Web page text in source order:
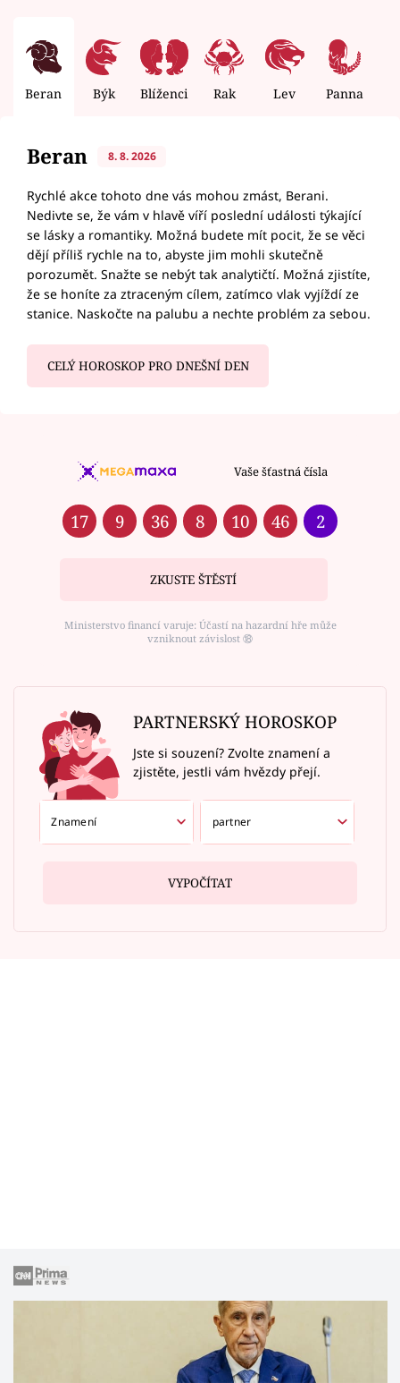
Beran Býk Blíženci Rak Lev Panna
Beran 8. 8. 2026
Rychlé akce tohoto dne vás mohou zmást, Berani.
Nedivte se, že vám v hlavě víří poslední události týkající
se lásky a romantiky. Možná budete mít pocit, že se věci
dějí příliš rychle na to, abyste jim mohli skutečně
porozumět. Snažte se nebýt tak analytičtí. Možná zjistíte,
že se honíte za ztraceným cílem, zatímco vlak vyjíždí ze
stanice. Naskočte na palubu a nechte problém za sebou.
CELÝ HOROSKOP PRO DNEŠNÍ DEN
Vaše šťastná čísla
17 9 36 8 10 46 2
ZKUSTE ŠTĚSTÍ
Ministerstvo financí varuje: Účastí na hazardní hře může
vzniknout závislost ⑱
PARTNERSKÝ HOROSKOP
Jste si souzení? Zvolte znamení a
zjistěte, jestli vám hvězdy přejí.
VYPOČÍTAT